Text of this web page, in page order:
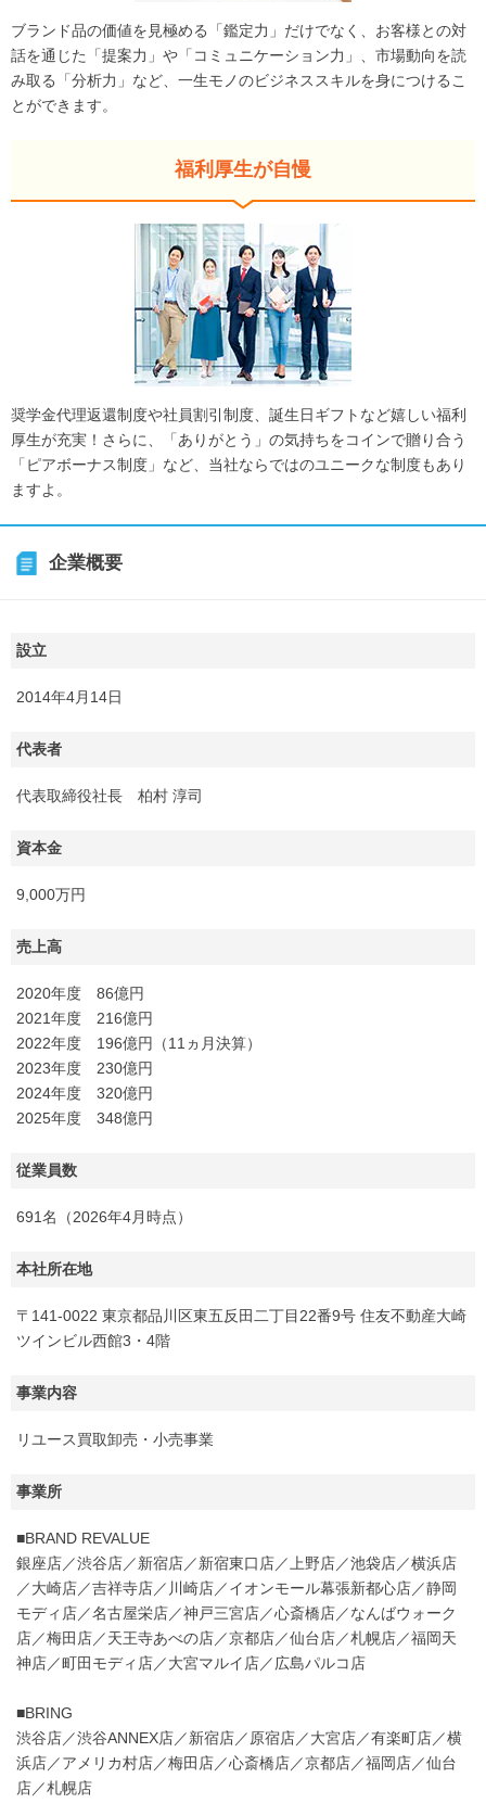
ブランド品の価値を見極める「鑑定力」だけでなく、お客様との対
話を通じた「提案力」や「コミュニケーション力」、市場動向を読
み取る「分析力」など、一生モノのビジネススキルを身につけるこ
とができます。
福利厚生が自慢
奨学金代理返還制度や社員割引制度、誕生日ギフトなど嬉しい福利
厚生が充実！さらに、「ありがとう」の気持ちをコインで贈り合う
「ピアボーナス制度」など、当社ならではのユニークな制度もあり
ますよ。
企業概要
設立
2014年4月14日
代表者
代表取締役社長 柏村 淳司
資本金
9,000万円
売上高
2020年度 86億円
2021年度 216億円
2022年度 196億円（11ヵ月決算）
2023年度 230億円
2024年度 320億円
2025年度 348億円
従業員数
691名（2026年4月時点）
本社所在地
〒141-0022 東京都品川区東五反田二丁目22番9号 住友不動産大崎
ツインビル西館3・4階
事業内容
リユース買取卸売・小売事業
事業所
■BRAND REVALUE
銀座店／渋谷店／新宿店／新宿東口店／上野店／池袋店／横浜店
／大崎店／吉祥寺店／川崎店／イオンモール幕張新都心店／静岡
モディ店／名古屋栄店／神戸三宮店／心斎橋店／なんばウォーク
店／梅田店／天王寺あべの店／京都店／仙台店／札幌店／福岡天
神店／町田モディ店／大宮マルイ店／広島パルコ店
■BRING
渋谷店／渋谷ANNEX店／新宿店／原宿店／大宮店／有楽町店／横
浜店／アメリカ村店／梅田店／心斎橋店／京都店／福岡店／仙台
店／札幌店